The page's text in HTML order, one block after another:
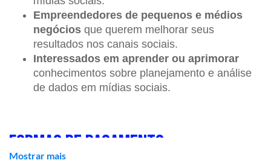
Com uma abordagem prática e orientada por
exemplos reais, o curso mostra como combinar
métricas, escuta ativa e análise crítica para
desenvolver ações mais inteligentes, melhorar a
performance nas redes sociais e fortalecer a
tomada de decisão em comunicação. Ideal para
Empreendedores de pequenos e médios
negócios que querem melhorar seus
resultados nos canais sociais.
Interessados em aprender ou aprimorar
conhecimentos sobre planejamento e análise
de dados em mídias sociais.
FORMAS DE PAGAMENTO
Mostrar mais